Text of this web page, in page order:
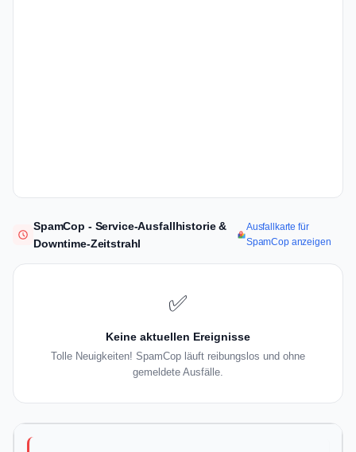
SpamCop - Service-Ausfallhistorie &
Downtime-Zeitstrahl
Ausfallkarte für
SpamCop anzeigen
✅
Keine aktuellen Ereignisse
Tolle Neuigkeiten! SpamCop läuft reibungslos und ohne
gemeldete Ausfälle.